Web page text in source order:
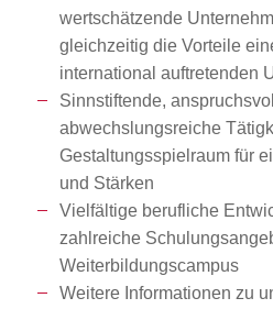
wertschätzende
gleichzeitig die Vorteile
international auftretenden
Sinnstiftende,
abwechslungsreiche
Gestaltungsspielraum für
und Stärken
Vielfältige berufliche
zahlreiche
Weiterbildungscampus
Weitere Informationen zu